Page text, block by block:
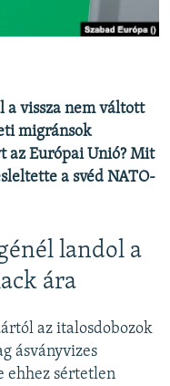
a vissza nem váltott
migránsok
az Európai Unió? Mit
a svéd NATO-
landol a
ára
az italosdobozok
ásványvizes
ehhez sértetlen